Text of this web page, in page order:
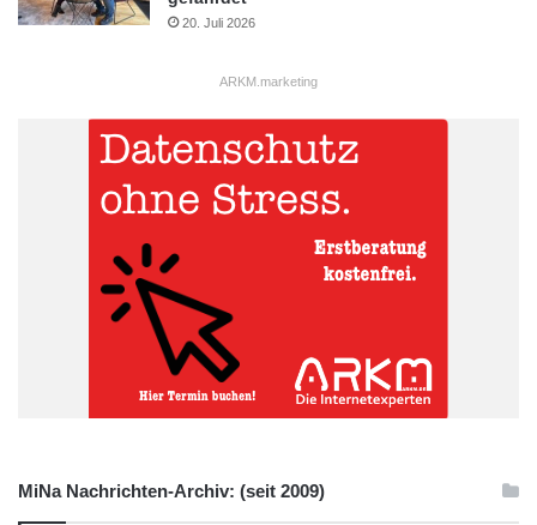
20. Juli 2026
ARKM.marketing
MiNa Nachrichten-Archiv: (seit 2009)